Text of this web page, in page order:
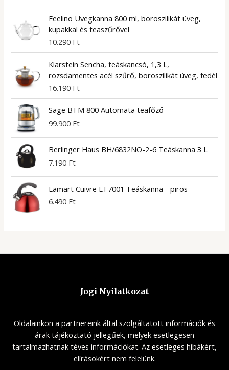
Feelino Üvegkanna 800 ml, boroszilikát üveg,
kupakkal és teaszűrővel
10.290 Ft
Klarstein Sencha, teáskancsó, 1,3 L,
rozsdamentes acél szűrő, boroszilikát üveg, fedél
16.190 Ft
Sage BTM 800 Automata teafőző
99.900 Ft
Berlinger Haus BH/6832NO-2-6 Teáskanna 3 L
7.190 Ft
Lamart Cuivre LT7001 Teáskanna - piros
6.490 Ft
Jogi Nyilatkozat
Oldalainkon a partnereink által szolgáltatott információk és
árak tájékoztató jellegűek, melyek esetlegesen
tartalmazhatnak téves információkat. Az esetleges hibákért,
elírásokért nem felelünk.